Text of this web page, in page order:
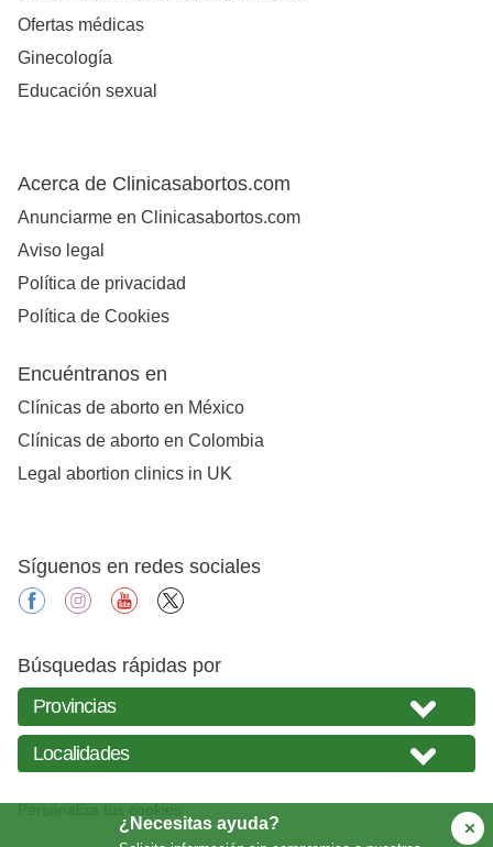
¿Necesitas ayuda?
Ofertas médicas
Ginecología
Educación sexual
Acerca de Clinicasabortos.com
Anunciarme en Clinicasabortos.com
Aviso legal
Política de privacidad
Política de Cookies
Encuéntranos en
Clínicas de aborto en México
Clínicas de aborto en Colombia
Legal abortion clinics in UK
Síguenos en redes sociales
facebookinstagramyoutube
Búsquedas rápidas por